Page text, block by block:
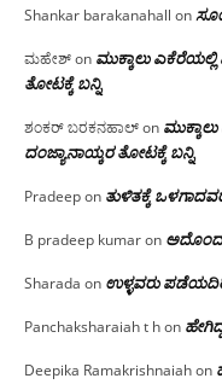
Shankar barakanahall on
ಮಹೇಶ್on ಮುಕ್ಕಾಲು
ತೋಟಕ್ಕೆ ಬನ್ನಿ
ಶಂಕರ್ ಬರಕನಹಾಲ್on
ದಂಜ್ಯಾನಾಯ್ಕರ ತೋಟಕ್ಕೆ ಬನ್ನಿ
Pradeepon ತುಳಿತಕ್ಕೆ
B pradeep kumaron
Sharada on ಉಳ್ಳವರು
Panchaksharaiah t hon
Deepika Ramakrishnaiahon